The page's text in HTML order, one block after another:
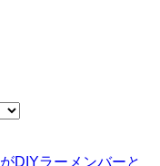
DIYラーメンバーと